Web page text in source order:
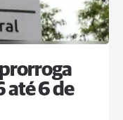
até 6 de